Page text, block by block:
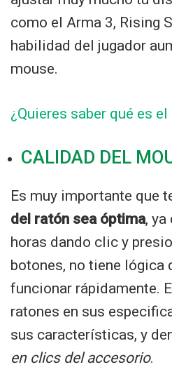
como el Arma 3, Rising
habilidad del jugador
mouse.
¿Quieres saber qué es el
CALIDAD DEL
Es muy importante que
del ratón sea óptima, ya
horas dando clic y
botones, no tiene lógica
funcionar rápidamente.
ratones en sus
sus características, y
en clics del accesorio.